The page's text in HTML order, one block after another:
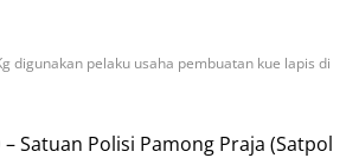
digunakan pelaku usaha pembuatan kue lapis di
– Satuan Polisi Pamong Praja (Satpol